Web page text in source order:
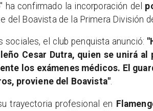
confirmado la incorporación del
del Boavista de la Primera División
el club penquista anunció:
Cesar Dutra, quien se unirá al
los exámenes médicos. El
proviene del Boavista".
trayectoria profesional en